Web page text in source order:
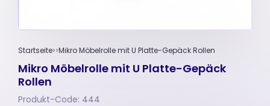
Startseite Mikro Möbelrolle mit U Platte-Gepäck Rollen
Mikro Möbelrolle mit U Platte-Gepäck
Rollen
Produkt-Code: 444